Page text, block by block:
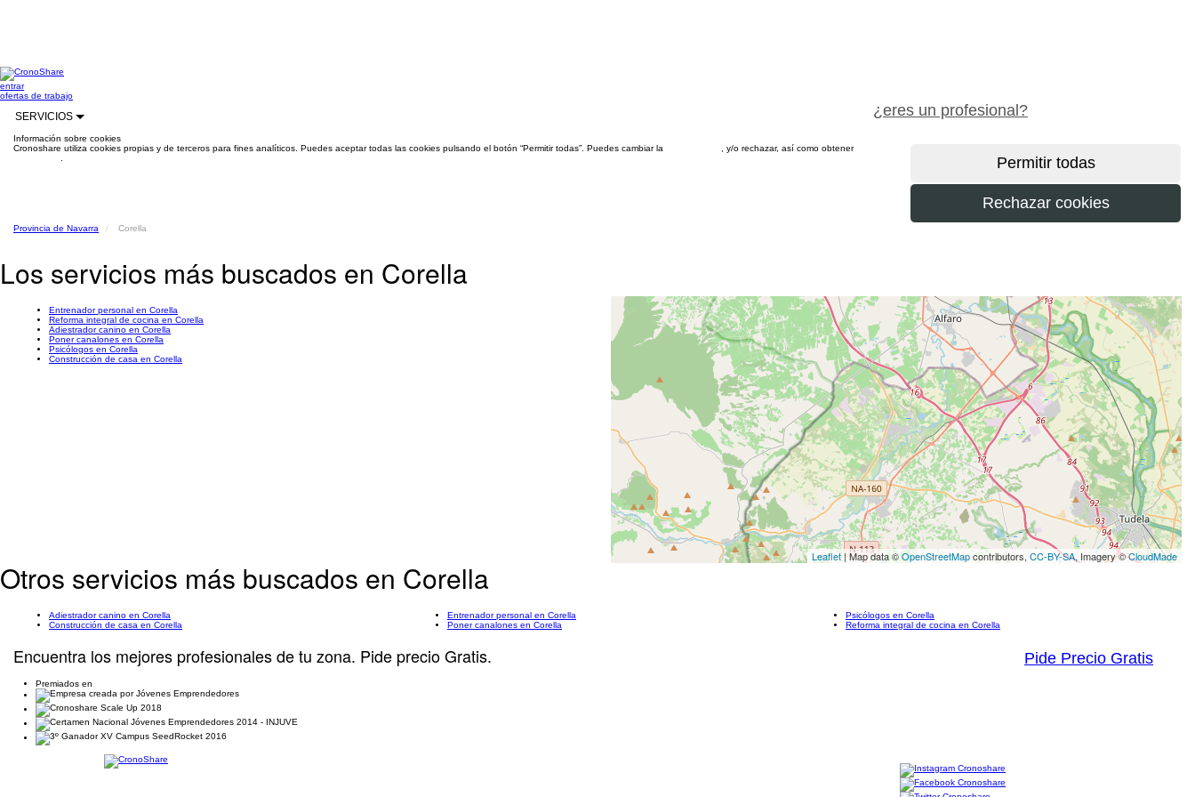
entrar
¿eres un profesional?
ofertas de trabajo
SERVICIOS
Información sobre cookies
Cronoshare utiliza cookies propias y de terceros para fines analíticos. Puedes aceptar todas las cookies pulsando el botón “Permitir todas”. Puedes cambiar la
, y/o rechazar, así como obtener
Provincia de Navarra Corella
Los servicios más buscados en Corella
Entrenador personal en Corella
Reforma integral de cocina en Corella
Adiestrador canino en Corella
Poner canalones en Corella
Psicólogos en Corella
Construcción de casa en Corella
Leaflet| Map data ©OpenStreetMapcontributors, CC-BY-SA, Imagery ©CloudMade
Otros servicios más buscados en Corella
Adiestrador canino en Corella
Construcción de casa en Corella
Entrenador personal en Corella
Poner canalones en Corella
Psicólogos en Corella
Reforma integral de cocina en Corella
Encuentra los mejores profesionales de tu zona. Pide precio Gratis. Pide Precio Gratis
Premiados en